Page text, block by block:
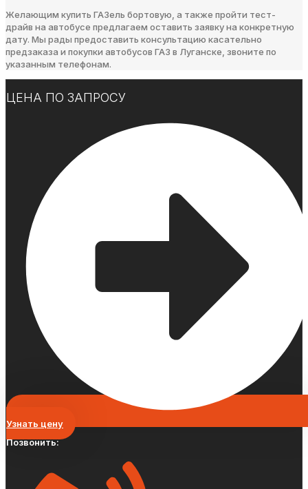
Желающим купить ГАЗель бортовую, а также пройти тест-
драйв на автобусе предлагаем оставить заявку на конкретную
дату. Мы рады предоставить консультацию касательно
предзаказа и покупки автобусов ГАЗ в Луганске, звоните по
указанным телефонам.
ЦЕНА ПО ЗАПРОСУ
Узнать цену
Позвонить: